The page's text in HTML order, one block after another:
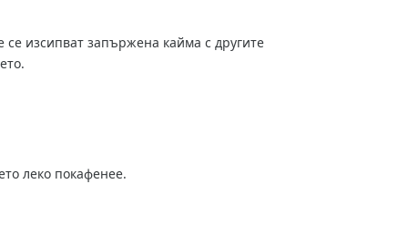
се изсипват запържена кайма с другите
леко покафенее.